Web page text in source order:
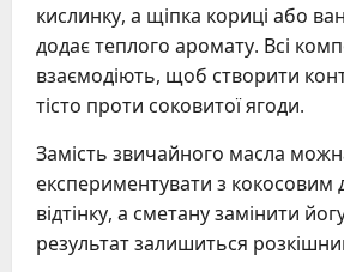
кислинку, а щіпка кориці або
додає теплого аромату. Всі
взаємодіють, щоб створити
тісто проти соковитої ягоди.
Замість звичайного масла
експериментувати з кокосовим
відтінку, а сметану замінити
результат залишиться